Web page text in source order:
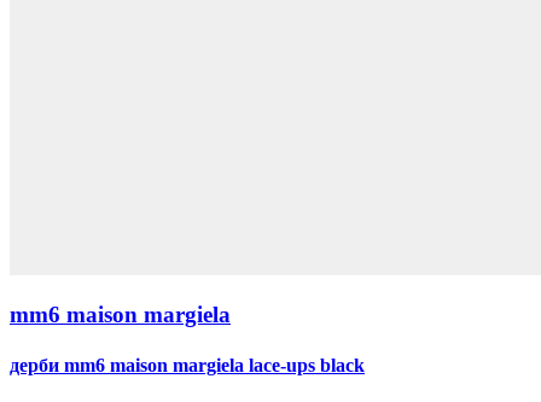
mm6 maison margiela
дерби mm6 maison margiela lace-ups black